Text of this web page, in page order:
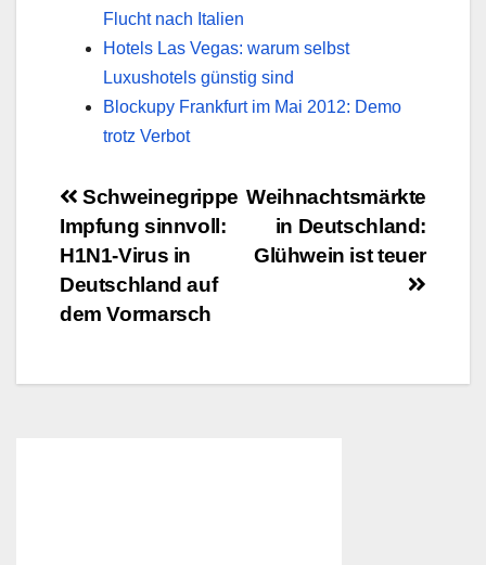
Flucht nach Italien
Hotels Las Vegas: warum selbst
Luxushotels günstig sind
Blockupy Frankfurt im Mai 2012: Demo
trotz Verbot
Beitragsnavigation
Weihnachtsmärkte
in Deutschland:
Glühwein ist teuer
Schweinegrippe
Impfung sinnvoll:
H1N1-Virus in
Deutschland auf
dem Vormarsch